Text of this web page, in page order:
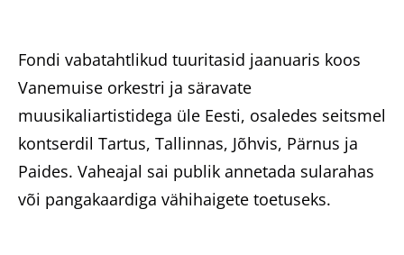
Fondi vabatahtlikud tuuritasid jaanuaris koos
Vanemuise orkestri ja säravate
muusikaliartistidega üle Eesti, osaledes seitsmel
kontserdil Tartus, Tallinnas, Jõhvis, Pärnus ja
Paides. Vaheajal sai publik annetada sularahas
või pangakaardiga vähihaigete toetuseks.